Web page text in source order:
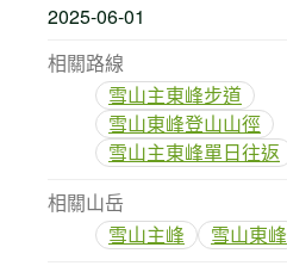
2025-06-01
相關路線
雪山主東峰步道
雪山東峰登山山徑
雪山主東峰單日往返
相關山岳
雪山主峰
雪山東峰